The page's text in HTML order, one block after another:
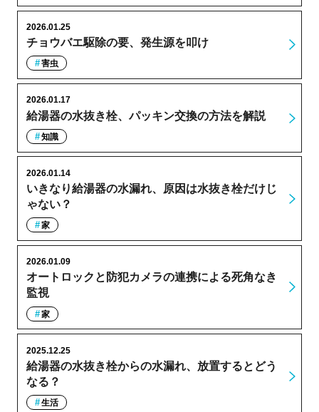
チョウバエ駆除の要、発生源を叩け
2026.01.25
害虫
給湯器の水抜き栓、パッキン交換の方法を解説
2026.01.17
知識
いきなり給湯器の水漏れ、原因は水抜き栓だけじ
ゃない？
2026.01.14
家
オートロックと防犯カメラの連携による死角なき
監視
2026.01.09
家
給湯器の水抜き栓からの水漏れ、放置するとどう
なる？
2025.12.25
生活